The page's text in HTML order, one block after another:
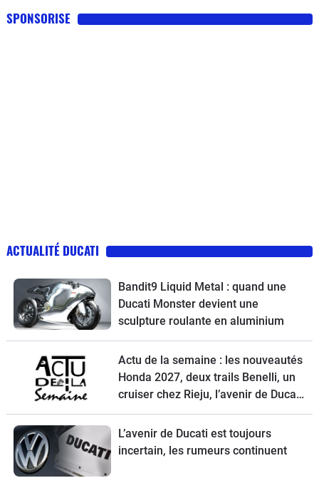
SPONSORISE
ACTUALITÉ DUCATI
Bandit9 Liquid Metal : quand une
Ducati Monster devient une
sculpture roulante en aluminium
Actu de la semaine : les nouveautés
Honda 2027, deux trails Benelli, un
cruiser chez Rieju, l’avenir de Ducati
et la Norton Atlas à l’essai
L’avenir de Ducati est toujours
incertain, les rumeurs continuent